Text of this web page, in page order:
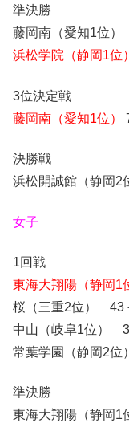
準決勝
藤岡南（愛知1位
浜松学院（静岡1
3位決定戦
藤岡南（愛知1位）
決勝戦
浜松開誠館（静岡2
女子
1回戦
東海大翔陽（静岡
桜（三重2位） 43
中山（岐阜1位）
常葉学園（静岡2
準決勝
東海大翔陽（静岡